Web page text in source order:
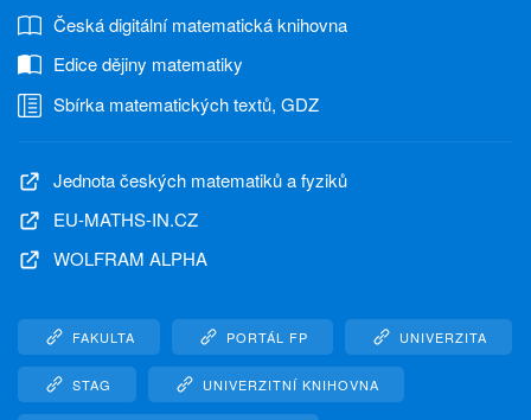
Česká digitální matematická knihovna
Edice dějiny matematiky
Sbírka matematických textů, GDZ
Jednota českých matematiků a fyziků
EU-MATHS-IN.CZ
WOLFRAM ALPHA
FAKULTA PORTÁL FP UNIVERZITA
STAG UNIVERZITNÍ KNIHOVNA